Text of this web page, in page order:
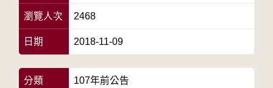
瀏覽人次 2468
日期 2018-11-09
分類 107年前公告